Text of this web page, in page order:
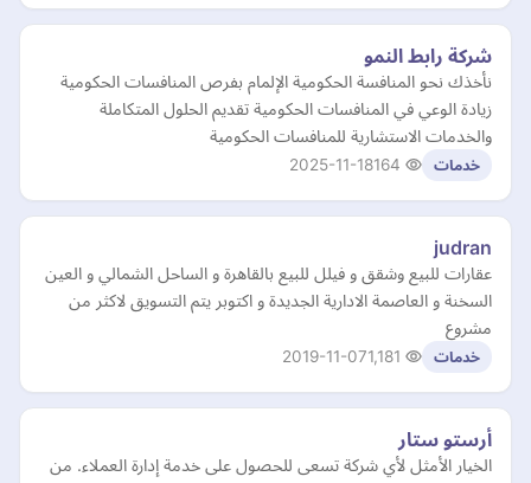
شركة رابط النمو
نأخذك نحو المنافسة الحكومية الإلمام بفرص المنافسات الحكومية
زيادة الوعي في المنافسات الحكومية تقديم الحلول المتكاملة
والخدمات الاستشارية للمنافسات الحكومية
خدمات 2025-11-18
judran
عقارات للبيع وشقق و فيلل للبيع بالقاهرة و الساحل الشمالي و العين
السخنة و العاصمة الادارية الجديدة و اكتوبر يتم التسويق لاكثر من
مشروع
خدمات 2019-11-07
أرستو ستار
الخيار الأمثل لأي شركة تسعى للحصول على خدمة إدارة العملاء. من